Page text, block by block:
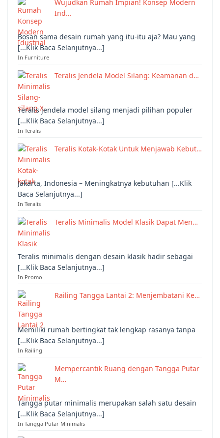
Wujudkan Rumah Impian! Konsep Modern
Ind…
Bosan sama desain rumah yang itu-itu aja? Mau yang
[...Klik Baca Selanjutnya...]
In Furniture
Teralis Jendela Model Silang: Keamanan d…
Teralis jendela model silang menjadi pilihan populer
[...Klik Baca Selanjutnya...]
In Teralis
Teralis Kotak-Kotak Untuk Menjawab Kebut…
Jakarta, Indonesia – Meningkatnya kebutuhan [...Klik
Baca Selanjutnya...]
In Teralis
Teralis Minimalis Model Klasik Dapat Men…
Teralis minimalis dengan desain klasik hadir sebagai
[...Klik Baca Selanjutnya...]
In Promo
Railing Tangga Lantai 2: Menjembatani Ke…
Memiliki rumah bertingkat tak lengkap rasanya tanpa
[...Klik Baca Selanjutnya...]
In Railing
Mempercantik Ruang dengan Tangga Putar
M…
Tangga putar minimalis merupakan salah satu desain
[...Klik Baca Selanjutnya...]
In Tangga Putar Minimalis